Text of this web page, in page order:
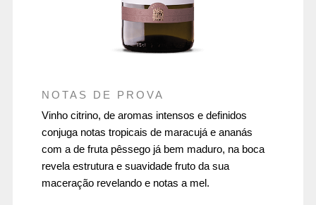
NOTAS DE PROVA
Vinho citrino, de aromas intensos e definidos
conjuga notas tropicais de maracujá e ananás
com a de fruta pêssego já bem maduro, na boca
revela estrutura e suavidade fruto da sua
maceração revelando e notas a mel.